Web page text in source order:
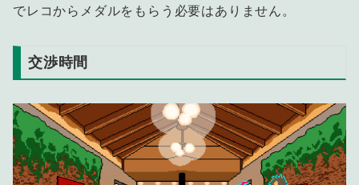
でレコからメダルをもらう必要はありません。
交渉時間